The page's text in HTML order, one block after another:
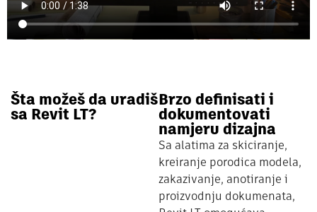
Šta možeš da uradiš
sa Revit LT?
Brzo definisati i
dokumentovati
namjeru dizajna
Sa alatima za skiciranje,
kreiranje porodica modela,
zakazivanje, anotiranje i
proizvodnju dokumenata,